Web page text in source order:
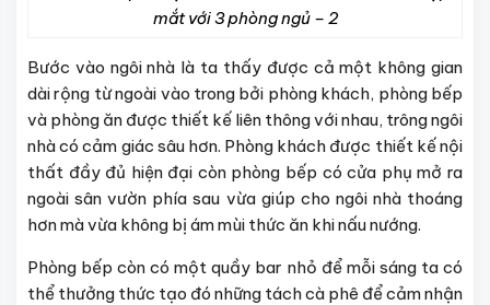
mắt với 3 phòng ngủ – 2
Bước vào ngôi nhà là ta thấy được cả một không gian
dài rộng từ ngoài vào trong bởi phòng khách, phòng bếp
và phòng ăn được thiết kế liên thông với nhau, trông ngôi
nhà có cảm giác sâu hơn. Phòng khách được thiết kế nội
thất đầy đủ hiện đại còn phòng bếp có cửa phụ mở ra
ngoài sân vườn phía sau vừa giúp cho ngôi nhà thoáng
hơn mà vừa không bị ám mùi thức ăn khi nấu nướng.
Phòng bếp còn có một quầy bar nhỏ để mỗi sáng ta có
thể thưởng thức tạo đó những tách cà phê để cảm nhận